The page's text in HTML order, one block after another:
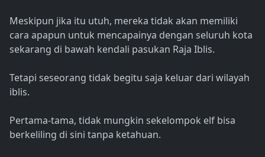
Meskipun jika itu utuh, mereka tidak akan memiliki
cara apapun untuk mencapainya dengan seluruh kota
sekarang di bawah kendali pasukan Raja Iblis.
Tetapi seseorang tidak begitu saja keluar dari wilayah
iblis.
Pertama-tama, tidak mungkin sekelompok elf bisa
berkeliling di sini tanpa ketahuan.